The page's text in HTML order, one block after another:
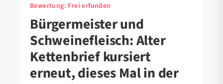
Bewertung: Frei erfunden
Bürgermeister und
Schweinefleisch: Alter
Kettenbrief kursiert
erneut, dieses Mal in der